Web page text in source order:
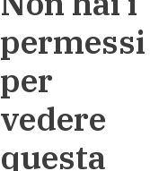
permessi
per
vedere
questa